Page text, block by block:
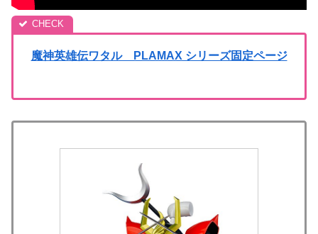
魔神英雄伝ワタル PLAMAX シリーズ固定ページ